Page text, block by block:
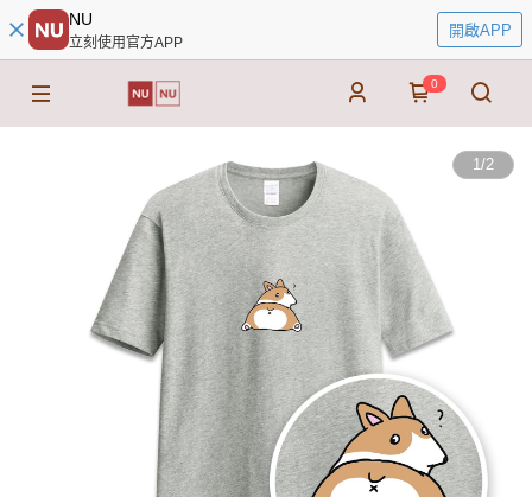
NU
立刻使用官方APP
開啟APP
0
1/2